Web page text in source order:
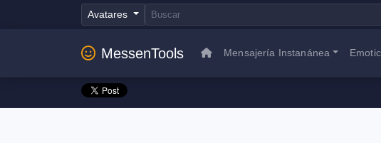
Avatares
MessenTools Mensajería Instanánea